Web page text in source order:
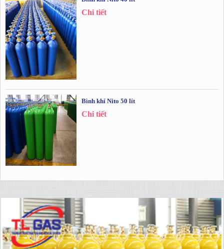
Chi tiết
Bình khí Nito 50 lít
Chi tiết